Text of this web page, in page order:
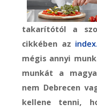
takarítótól a
cikkében az
mégis annyi
munkát a
nem Debrecen
kellene tenni,